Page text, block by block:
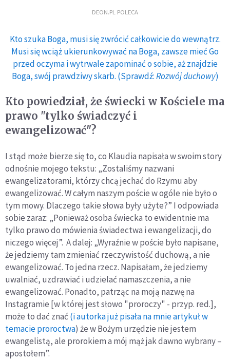
DEON.PL POLECA
Kto szuka Boga, musi się zwrócić całkowicie do wewnątrz.
Musi się wciąż ukierunkowywać na Boga, zawsze mieć Go
przed oczyma i wytrwale zapominać o sobie, aż znajdzie
Boga, swój prawdziwy skarb. (Sprawdź:Rozwój duchowy)
Kto powiedział, że świecki w Kościele ma
prawo "tylko świadczyć i
ewangelizować"?
I stąd może bierze się to, co Klaudia napisała w swoim story
odnośnie mojego tekstu: „Zostaliśmy nazwani
ewangelizatorami, którzy chcą jechać do Rzymu aby
ewangelizować. W całym naszym poście w ogóle nie było o
tym mowy. Dlaczego takie słowa były użyte?” I odpowiada
sobie zaraz: „Ponieważ osoba świecka to ewidentnie ma
tylko prawo do mówienia świadectwa i ewangelizacji, do
niczego więcej”. A dalej: „Wyraźnie w poście było napisane,
że jedziemy tam zmieniać rzeczywistość duchową, a nie
ewangelizować. To jedna rzecz. Napisałam, że jedziemy
uwalniać, uzdrawiać i udzielać namaszczenia, a nie
ewangelizować. Ponadto, patrząc na moją nazwę na
Instagramie [w której jest słowo "proroczy" - przyp. red.],
może to dać znać (i autorka już pisała na mnie artykuł w
temacie proroctwa) że w Bożym urzędzie nie jestem
ewangelistą, ale prorokiem a mój mąż jak dawno wybrany –
apostołem”.